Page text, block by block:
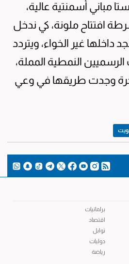
مباني أسمنتية عالية،
افتتاح ملونة، كي ندخل
داخلها غير الخواء، ويتردد
النمطية المملة،
وجدت طريقها في وعي
برلمانيات
اقتصاد
توابل
دوليات
رياضة